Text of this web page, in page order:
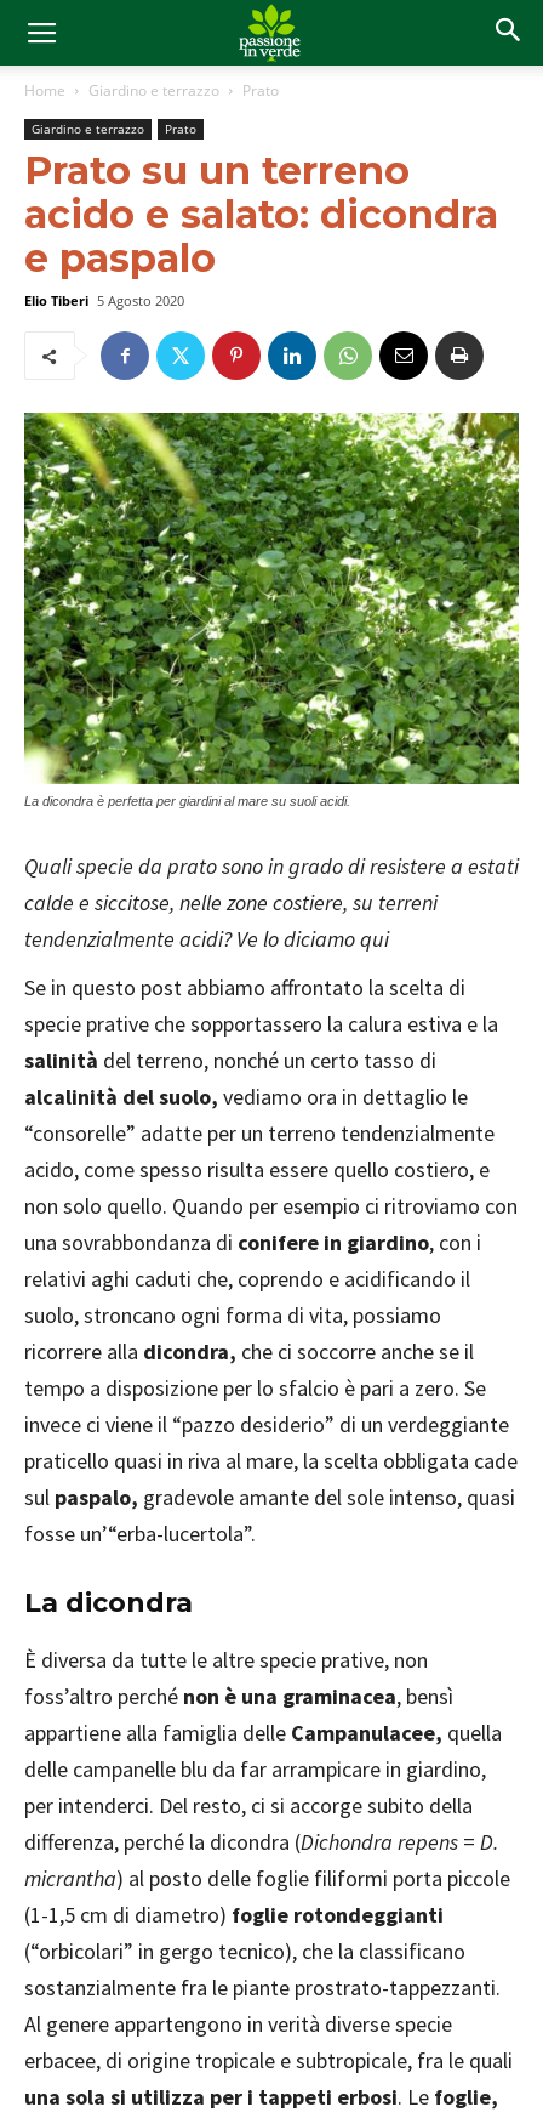
Home Giardino e terrazzo Prato
Giardino e terrazzo Prato
Prato su un terreno
acido e salato: dicondra
e paspalo
Elio Tiberi 5 Agosto 2020
La dicondra è perfetta per giardini al mare su suoli acidi.
Quali specie da prato sono in grado di resistere a estati
calde e siccitose, nelle zone costiere, su terreni
tendenzialmente acidi? Ve lo diciamo qui
Se in questo post abbiamo affrontato la scelta di
specie prative che sopportassero la calura estiva e la
salinità del terreno, nonché un certo tasso di
alcalinità del suolo, vediamo ora in dettaglio le
“consorelle” adatte per un terreno tendenzialmente
acido, come spesso risulta essere quello costiero, e
non solo quello. Quando per esempio ci ritroviamo con
una sovrabbondanza di conifere in giardino, con i
relativi aghi caduti che, coprendo e acidificando il
suolo, stroncano ogni forma di vita, possiamo
ricorrere alla dicondra, che ci soccorre anche se il
tempo a disposizione per lo sfalcio è pari a zero. Se
invece ci viene il “pazzo desiderio” di un verdeggiante
praticello quasi in riva al mare, la scelta obbligata cade
sul paspalo, gradevole amante del sole intenso, quasi
fosse un’“erba-lucertola”.
La dicondra
È diversa da tutte le altre specie prative, non
foss’altro perché non è una graminacea, bensì
appartiene alla famiglia delle Campanulacee, quella
delle campanelle blu da far arrampicare in giardino,
per intenderci. Del resto, ci si accorge subito della
differenza, perché la dicondra (Dichondra repens = D.
micrantha) al posto delle foglie filiformi porta piccole
(1-1,5 cm di diametro) foglie rotondeggianti
(“orbicolari” in gergo tecnico), che la classificano
sostanzialmente fra le piante prostrato-tappezzanti.
Al genere appartengono in verità diverse specie
erbacee, di origine tropicale e subtropicale, fra le quali
una sola si utilizza per i tappeti erbosi. Le foglie,